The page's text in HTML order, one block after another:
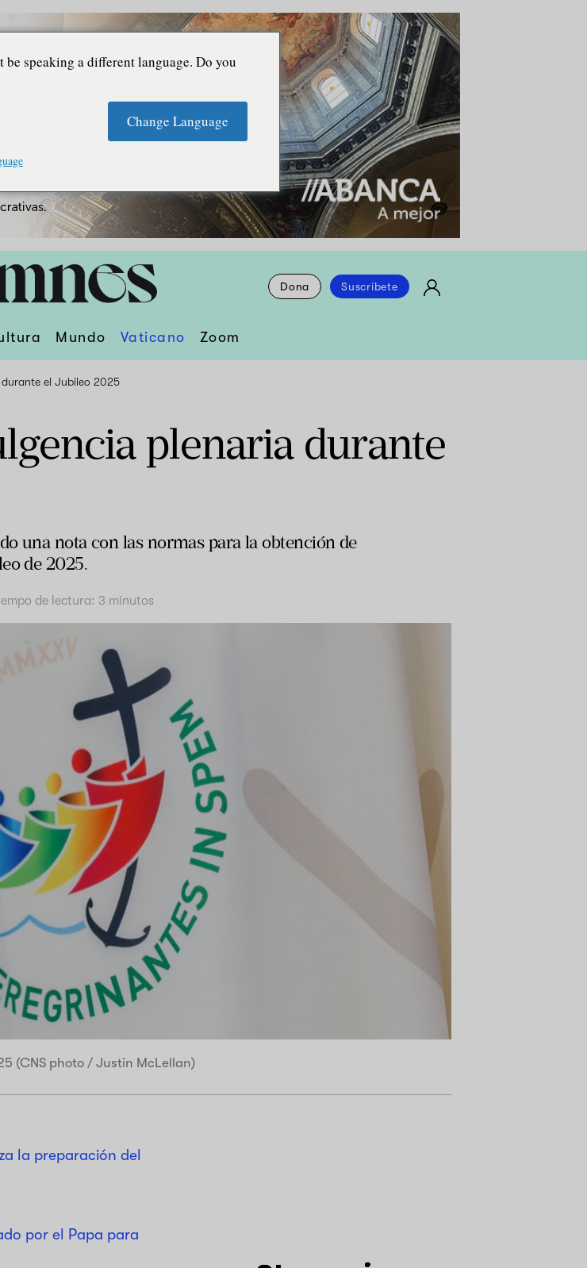
Dona Suscríbete
Mundo Vaticano Zoom
el Jubileo 2025
plenaria durante
una nota con las normas para la obtención de
de 2025.
de lectura: 3 minutos
(CNS photo / Justin McLellan)
la preparación del
por el Papa para
be speaking a different language. Do you
Change Language